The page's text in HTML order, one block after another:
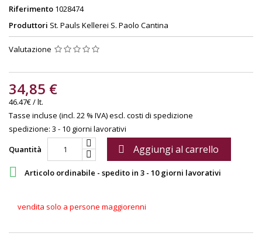
Riferimento 1028474
Produttori St. Pauls Kellerei S. Paolo Cantina
Valutazione
34,85 €
46.47€ / lt.
Tasse incluse (incl. 22 % IVA)escl. costi di spedizione
spedizione: 3 - 10 giorni lavorativi
Quantità
 Aggiungi al carrello
 Articolo ordinabile - spedito in 3 - 10 giorni lavorativi
vendita solo a persone maggiorenni